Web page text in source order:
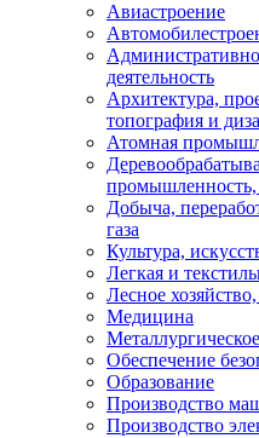
Авиастроение
деятельность
Архитектура,
топография и
Атомная
промышленность,
Добыча,
газа
Культура,
Легкая и
Лесное хозяйство,
Медицина
Обеспечение
Образование
Производство
Производство